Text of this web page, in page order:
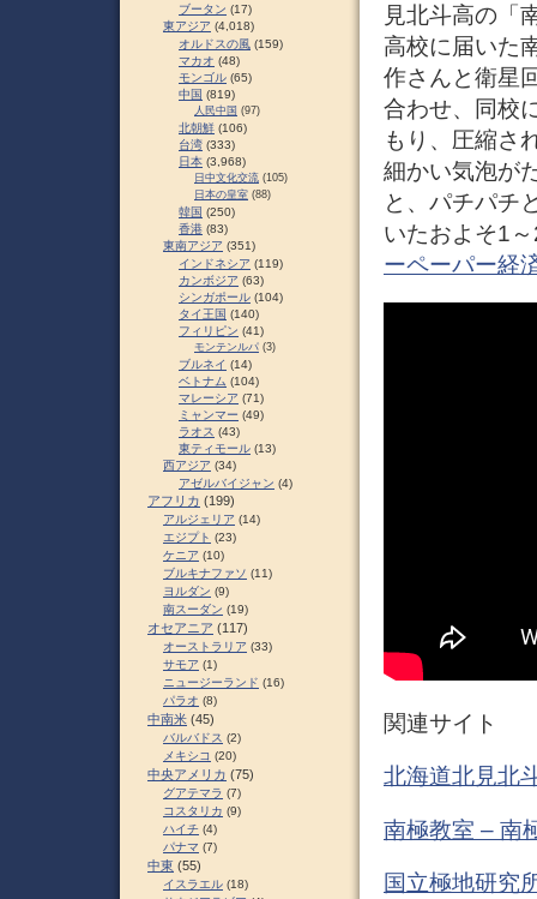
見北斗高の「
高校に届いた
作さんと衛星
合わせ、同校
もり、圧縮さ
細かい気泡が
と、パチパチ
いたおよそ1
ーペーパー経
関連サイト
北海道北見北
南極教室 – 南
国立極地研究
ブータン (17)
東アジア (4,018)
オルドスの風 (159)
マカオ (48)
モンゴル (65)
中国 (819)
人民中国 (97)
北朝鮮 (106)
台湾 (333)
日本 (3,968)
日中文化交流 (105)
日本の皇室 (88)
韓国 (250)
香港 (83)
東南アジア (351)
インドネシア (119)
カンボジア (63)
シンガポール (104)
タイ王国 (140)
フィリピン (41)
モンテンルパ (3)
ブルネイ (14)
ベトナム (104)
マレーシア (71)
ミャンマー (49)
ラオス (43)
東ティモール (13)
西アジア (34)
アゼルバイジャン (4)
アフリカ (199)
アルジェリア (14)
エジプト (23)
ケニア (10)
ブルキナファソ (11)
ヨルダン (9)
南スーダン (19)
オセアニア (117)
オーストラリア (33)
サモア (1)
ニュージーランド (16)
パラオ (8)
中南米 (45)
バルバドス (2)
メキシコ (20)
中央アメリカ (75)
グアテマラ (7)
コスタリカ (9)
ハイチ (4)
パナマ (7)
中東 (55)
イスラエル (18)